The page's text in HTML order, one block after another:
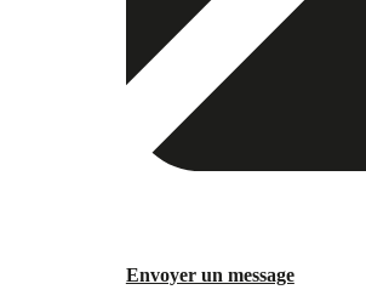
Envoyer un message